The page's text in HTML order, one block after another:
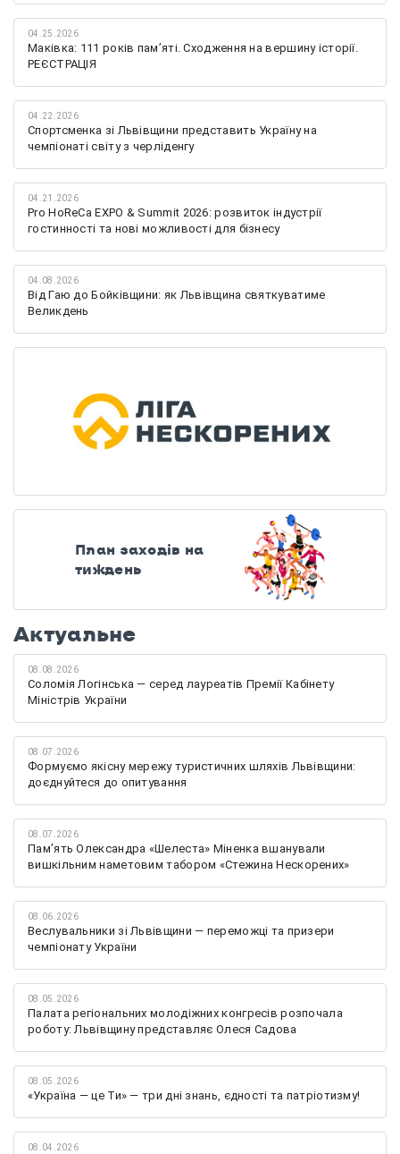
04.25.2026
Маківка: 111 років пам’яті. Сходження на вершину історії.
РЕЄСТРАЦІЯ
04.22.2026
Спортсменка зі Львівщини представить Україну на
чемпіонаті світу з черліденгу
04.21.2026
Pro HoReCa EXPO & Summit 2026: розвиток індустрії
гостинності та нові можливості для бізнесу
04.08.2026
Від Гаю до Бойківщини: як Львівщина святкуватиме
Великдень
План заходів на
тиждень
Актуальне
08.08.2026
Соломія Логінська — серед лауреатів Премії Кабінету
Міністрів України
08.07.2026
Формуємо якісну мережу туристичних шляхів Львівщини:
доєднуйтеся до опитування
08.07.2026
Памʼять Олександра «Шелеста» Міненка вшанували
вишкільним наметовим табором «Стежина Нескорених»
08.06.2026
Веслувальники зі Львівщини — переможці та призери
чемпіонату України
08.05.2026
Палата регіональних молодіжних конгресів розпочала
роботу: Львівщину представляє Олеся Садова
08.05.2026
«Україна — це Ти» — три дні знань, єдності та патріотизму!
08.04.2026